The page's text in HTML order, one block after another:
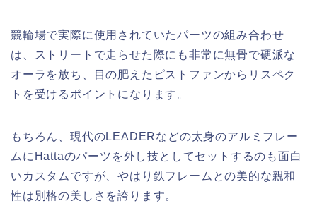
競輪場で実際に使用されていたパーツの組み合わせ
は、ストリートで走らせた際にも非常に無骨で硬派な
オーラを放ち、目の肥えたピストファンからリスペク
トを受けるポイントになります。
もちろん、現代のLEADERなどの太身のアルミフレー
ムにHattaのパーツを外し技としてセットするのも面白
いカスタムですが、やはり鉄フレームとの美的な親和
性は別格の美しさを誇ります。